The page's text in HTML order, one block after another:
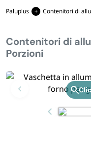
Menu
STOVIGLIE E
GIARDINO E
IMBALLAGGIO
Chi siamo
Personalizzazione
Paluplus Contenitori di
Contenitori di
Porzioni
Zoom